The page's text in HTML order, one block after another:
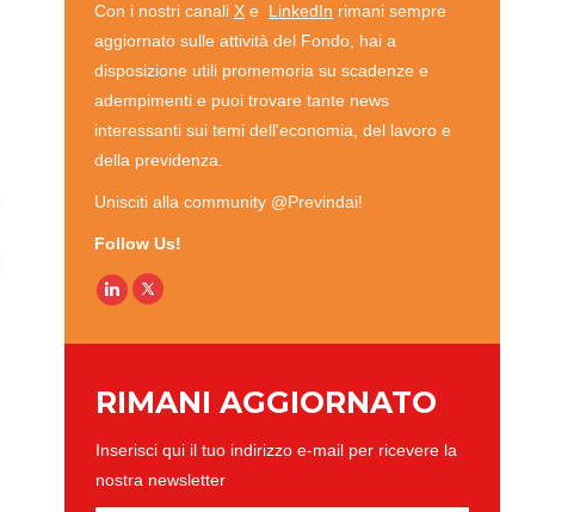
Con i nostri canali X e LinkedIn rimani sempre
aggiornato sulle attività del Fondo, hai a
disposizione utili promemoria su scadenze e
adempimenti e puoi trovare tante news
interessanti sui temi dell'economia, del lavoro e
della previdenza.
Unisciti alla community @Previndai!
Follow Us!
Linkedin
RIMANI AGGIORNATO
Inserisci qui il tuo indirizzo e-mail per ricevere la
nostra newsletter